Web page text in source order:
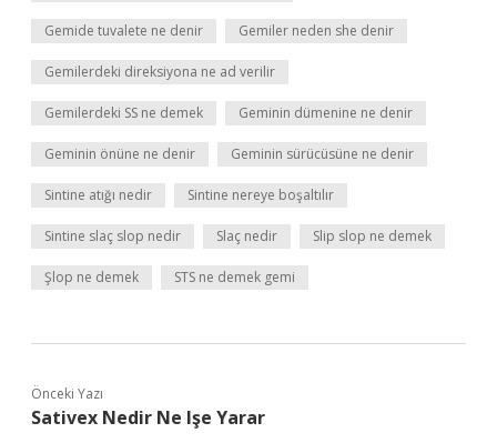
Gemide tuvalete ne denir Gemiler neden she denir
Gemilerdeki direksiyona ne ad verilir
Gemilerdeki SS ne demek Geminin dümenine ne denir
Geminin önüne ne denir Geminin sürücüsüne ne denir
Sintine atığı nedir Sintine nereye boşaltılır
Sintine slaç slop nedir Slaç nedir Slip slop ne demek
Şlop ne demek STS ne demek gemi
Önceki Yazı
Sativex Nedir Ne Işe Yarar